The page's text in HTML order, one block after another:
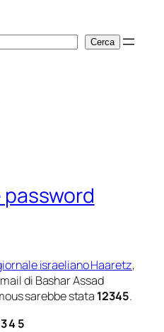
Cerca
password
israeliano Haaretz,
di Bashar Assad
sarebbe stata 12345.
4 5